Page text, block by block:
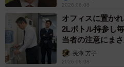
2026.08.08
オフィスに置か
2Lボトル持参し
当者の注意にま
説】長澤 芳子
2026.08.08